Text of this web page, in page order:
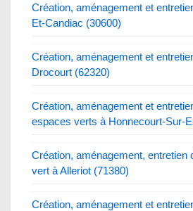
Création, aménagement et
Et-Candiac (30600)
Création, aménagement et
Drocourt (62320)
Création, aménagement et
espaces verts à Honnecourt-Sur-
Création, aménagement, entretien
vert à Alleriot (71380)
Création, aménagement et